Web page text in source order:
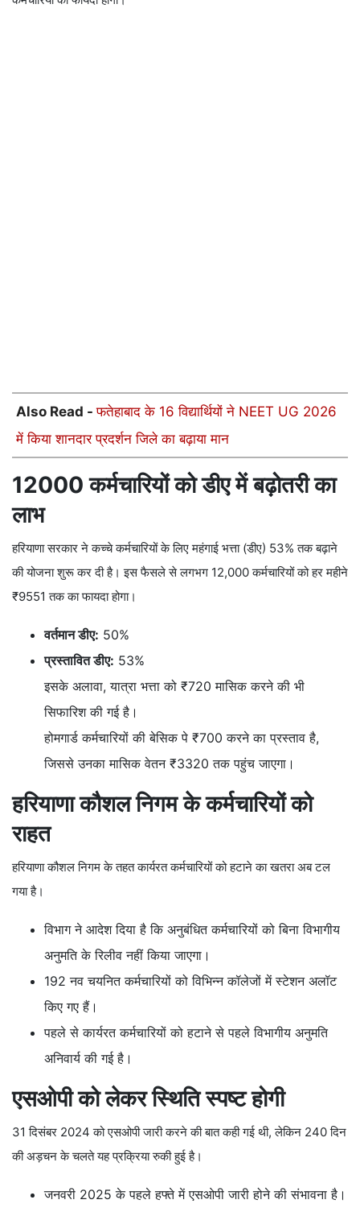
Also Read -फतेहाबाद के 16 विद्यार्थियों ने NEET UG 2026
में किया शानदार प्रदर्शन जिले का बढ़ाया मान
12000 कर्मचारियों को डीए में बढ़ोतरी का
लाभ
हरियाणा सरकार ने कच्चे कर्मचारियों के लिए महंगाई भत्ता (डीए) 53% तक बढ़ाने
की योजना शुरू कर दी है। इस फैसले से लगभग 12,000 कर्मचारियों को हर महीने
₹9551 तक का फायदा होगा।
वर्तमान डीए: 50%
प्रस्तावित डीए: 53%
इसके अलावा, यात्रा भत्ता को ₹720 मासिक करने की भी
सिफारिश की गई है।
होमगार्ड कर्मचारियों की बेसिक पे ₹700 करने का प्रस्ताव है,
जिससे उनका मासिक वेतन ₹3320 तक पहुंच जाएगा।
हरियाणा कौशल निगम के कर्मचारियों को
राहत
हरियाणा कौशल निगम के तहत कार्यरत कर्मचारियों को हटाने का खतरा अब टल
गया है।
विभाग ने आदेश दिया है कि अनुबंधित कर्मचारियों को बिना विभागीय
अनुमति के रिलीव नहीं किया जाएगा।
192 नव चयनित कर्मचारियों को विभिन्न कॉलेजों में स्टेशन अलॉट
किए गए हैं।
पहले से कार्यरत कर्मचारियों को हटाने से पहले विभागीय अनुमति
अनिवार्य की गई है।
एसओपी को लेकर स्थिति स्पष्ट होगी
31 दिसंबर 2024 को एसओपी जारी करने की बात कही गई थी, लेकिन 240 दिन
की अड़चन के चलते यह प्रक्रिया रुकी हुई है।
जनवरी 2025 के पहले हफ्ते में एसओपी जारी होने की संभावना है।